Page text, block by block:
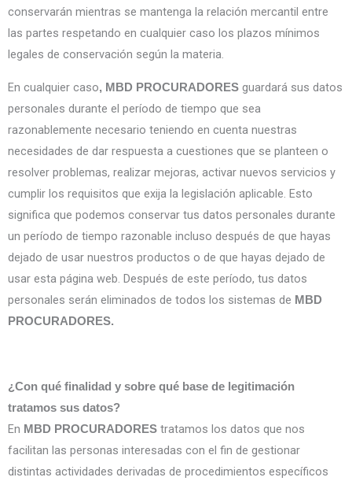
conservarán mientras se mantenga la relación mercantil entre
las partes respetando en cualquier caso los plazos mínimos
legales de conservación según la materia.
En cualquier caso, MBD PROCURADORES guardará sus datos
personales durante el período de tiempo que sea
razonablemente necesario teniendo en cuenta nuestras
necesidades de dar respuesta a cuestiones que se planteen o
resolver problemas, realizar mejoras, activar nuevos servicios y
cumplir los requisitos que exija la legislación aplicable. Esto
significa que podemos conservar tus datos personales durante
un período de tiempo razonable incluso después de que hayas
dejado de usar nuestros productos o de que hayas dejado de
usar esta página web. Después de este período, tus datos
personales serán eliminados de todos los sistemas de MBD
PROCURADORES.
¿Con qué finalidad y sobre qué base de legitimación
tratamos sus datos?
En MBD PROCURADORES tratamos los datos que nos
facilitan las personas interesadas con el fin de gestionar
distintas actividades derivadas de procedimientos específicos